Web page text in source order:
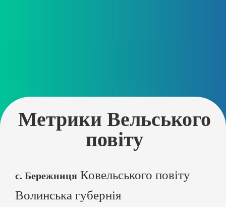
Метрики Вельського
повіту
с. Бережниця Ковельського повіту
Волинська губернія